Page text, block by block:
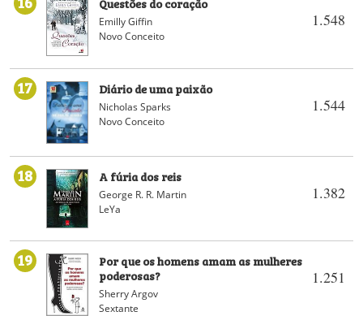
1.548
Emilly Giffin
Novo Conceito
17
1.544
Diário de uma paixão
Nicholas Sparks
Novo Conceito
18
1.382
A fúria dos reis
George R. R. Martin
LeYa
19
1.251
Por que os homens amam as mulheres
poderosas?
Sherry Argov
Sextante